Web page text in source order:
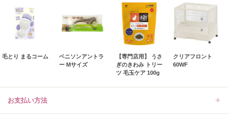
毛とり まるコーム
ベニソンアントラ
ー Mサイズ
【専門店用】 うさ
ぎのきわみ トリー
ツ 毛玉ケア 100g
クリアフロント
60WF
お支払い方法